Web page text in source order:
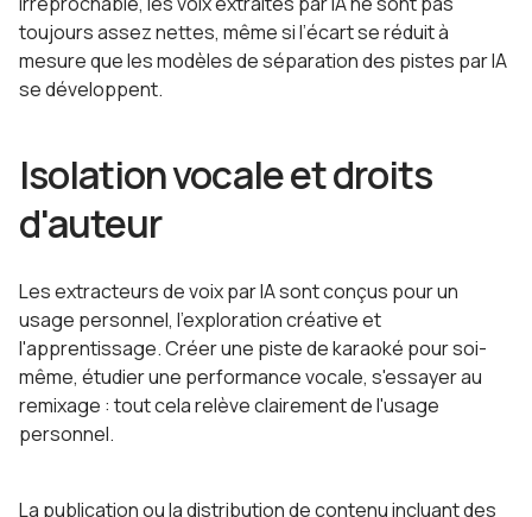
toujours assez nettes, même si l’écart se réduit à
mesure que les modèles de séparation des pistes par IA
se développent.
Isolation vocale et droits
d'auteur
Les extracteurs de voix par IA sont conçus pour un
usage personnel, l'exploration créative et
l'apprentissage. Créer une piste de karaoké pour soi-
même, étudier une performance vocale, s'essayer au
remixage : tout cela relève clairement de l'usage
personnel.
La publication ou la distribution de contenu incluant des